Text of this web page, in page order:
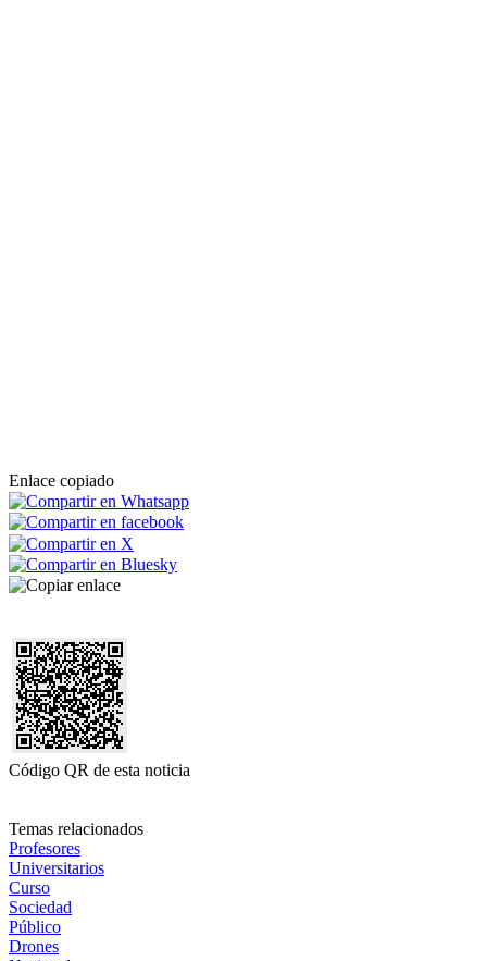
Enlace copiado
Código QR de esta noticia
Temas relacionados
Profesores
Universitarios
Curso
Sociedad
Público
Drones